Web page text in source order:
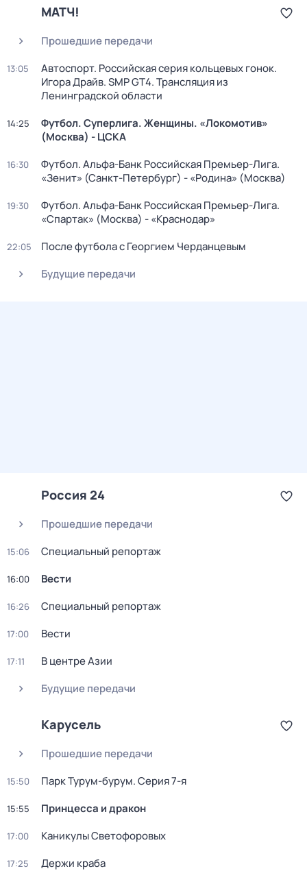
МАТЧ!
Прошедшие передачи
13:05
Автоспорт. Российская серия кольцевых гонок.
Игора Драйв. SMP GT4. Трансляция из
Ленинградской области
14:25
Футбол. Суперлига. Женщины. «Локомотив»
(Москва) - ЦСКА
16:30
Футбол. Альфа-Банк Российская Премьер-Лига.
«Зенит» (Санкт-Петербург) - «Родина» (Москва)
19:30
Футбол. Альфа-Банк Российская Премьер-Лига.
«Спартак» (Москва) - «Краснодар»
22:05
После футбола с Георгием Черданцевым
Будущие передачи
Россия 24
Прошедшие передачи
15:06 Специальный репортаж
16:00 Вести
16:26 Специальный репортаж
17:00 Вести
17:11
В центре Азии
Будущие передачи
Карусель
Прошедшие передачи
15:50 Парк Турум-бурум. Серия 7-я
15:55 Принцесса и дракон
17:00 Каникулы Светофоровых
17:25 Держи краба